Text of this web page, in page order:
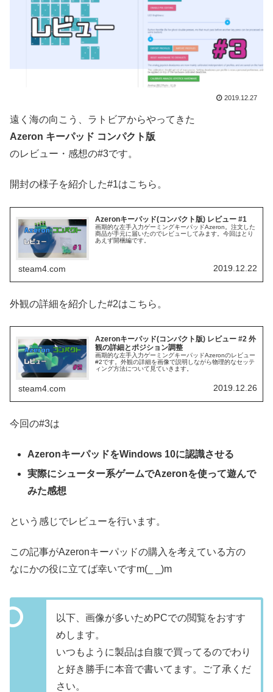
2019.12.27
遠く海の向こう、ラトビアからやってきた
Azeron キーパッド コンパクト版
のレビュー・感想の#3です。
開封の様子を紹介した#1はこちら。
Azeronキーパッド(コンパクト版) レビュー #1
画期的な左手入力ゲーミングキーパッドAzeron。注文した
商品が手元に届いたのでレビューしてみます。今回はとり
あえず開梱編です。
steam4.com 2019.12.22
外観の詳細を紹介した#2はこちら。
Azeronキーパッド(コンパクト版) レビュー #2 外
観の詳細とポジション調整
画期的な左手入力ゲーミングキーパッドAzeronのレビュー
#2です。外観の詳細を画像で説明しながら物理的なセッテ
ィング方法について見ていきます。
steam4.com 2019.12.26
今回の#3は
AzeronキーパッドをWindows 10に認識させる
実際にシューター系ゲームでAzeronを使って遊んで
みた感想
という感じでレビューを行います。
この記事がAzeronキーパッドの購入を考えている方の
なにかの役に立てば幸いですm(_ _)m
以下、画像が多いためPCでの閲覧をおすす
めします。
いつもように製品は自腹で買ってるのでわり
と好き勝手に本音で書いてます。ご了承くだ
さい。